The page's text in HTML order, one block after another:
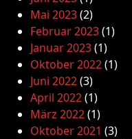
Mai 2023(2)
Februar 2023(1)
Januar 2023(1)
Oktober 2022(1)
Juni 2022(3)
April 2022(1)
März 2022(1)
Oktober 2021 (3)